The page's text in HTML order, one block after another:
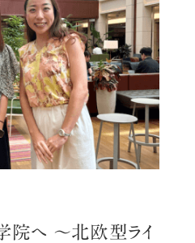
院へ 〜北欧型ライ